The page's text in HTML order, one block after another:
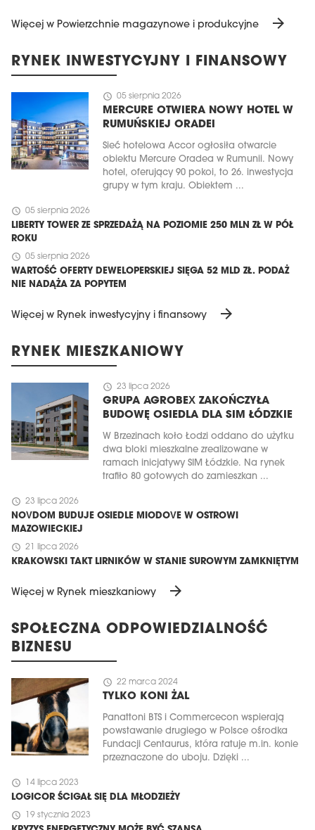
Więcej w Powierzchnie magazynowe i produkcyjne arrow_forward
RYNEK INWESTYCYJNY I FINANSOWY
schedule 05 sierpnia 2026
MERCURE OTWIERA NOWY HOTEL W
RUMUŃSKIEJ ORADEI
Sieć hotelowa Accor ogłosiła otwarcie
obiektu Mercure Oradea w Rumunii. Nowy
hotel, oferujący 90 pokoi, to 26. inwestycja
grupy w tym kraju. Obiektem ...
schedule 05 sierpnia 2026
LIBERTY TOWER ZE SPRZEDAŻĄ NA POZIOMIE 250 MLN ZŁ W PÓŁ
ROKU
schedule 05 sierpnia 2026
WARTOŚĆ OFERTY DEWELOPERSKIEJ SIĘGA 52 MLD ZŁ. PODAŻ
NIE NADĄŻA ZA POPYTEM
Więcej w Rynek inwestycyjny i finansowy arrow_forward
RYNEK MIESZKANIOWY
schedule 23 lipca 2026
GRUPA AGROBEX ZAKOŃCZYŁA
BUDOWĘ OSIEDLA DLA SIM ŁÓDZKIE
W Brzezinach koło Łodzi oddano do użytku
dwa bloki mieszkalne zrealizowane w
ramach inicjatywy SIM Łódzkie. Na rynek
trafiło 80 gotowych do zamieszkan ...
schedule 23 lipca 2026
NOVDOM BUDUJE OSIEDLE MIODOVE W OSTROWI
MAZOWIECKIEJ
schedule 21 lipca 2026
KRAKOWSKI TAKT LIRNIKÓW W STANIE SUROWYM ZAMKNIĘTYM
Więcej w Rynek mieszkaniowy arrow_forward
SPOŁECZNA ODPOWIEDZIALNOŚĆ
BIZNESU
schedule 22 marca 2024
TYLKO KONI ŻAL
Panattoni BTS i Commercecon wspierają
powstawanie drugiego w Polsce ośrodka
Fundacji Centaurus, która ratuje m.in. konie
przeznaczone do uboju. Dzięki ...
schedule 14 lipca 2023
LOGICOR ŚCIGAŁ SIĘ DLA MŁODZIEŻY
schedule 19 stycznia 2023